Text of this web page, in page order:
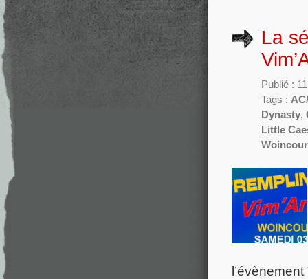
La
Publié :
Tags :
Dynasty,
Little